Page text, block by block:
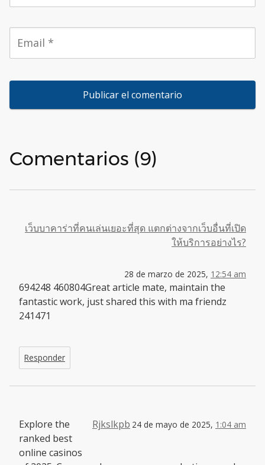
Comentarios (9)
เว็บบาคาร่าที่คนเล่นเยอะที่สุด แตกต่างจากเว็บอื่นที่เปิด
ให้บริการอย่างไร?
28 de marzo de 2025, 12:54 am
694248 460804Great article mate, maintain the
fantastic work, just shared this with ma friendz
241471
Responder
Rjkslkpb 24 de mayo de 2025, 1:04 am
Explore the
ranked best
online casinos